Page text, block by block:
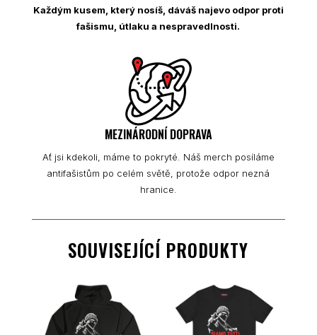
Každým kusem, který nosíš, dáváš najevo odpor proti
fašismu, útlaku a nespravedlnosti.
MEZINÁRODNÍ DOPRAVA
Ať jsi kdekoli, máme to pokryté. Náš merch posíláme
antifašistům po celém světě, protože odpor nezná
hranice.
SOUVISEJÍCÍ PRODUKTY